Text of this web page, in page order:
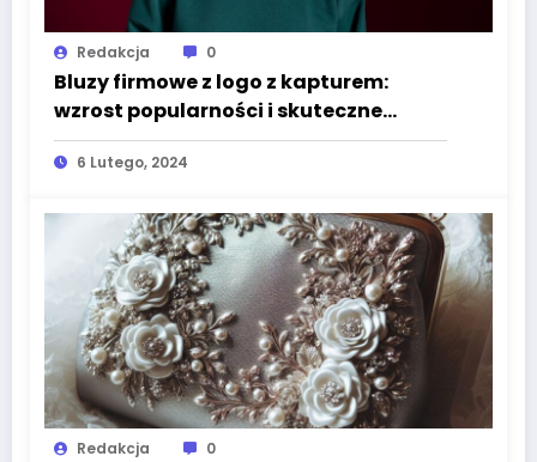
Redakcja 0
Bluzy firmowe z logo z kapturem:
wzrost popularności i skuteczne
narzędzie promocji
6 Lutego, 2024
Redakcja 0